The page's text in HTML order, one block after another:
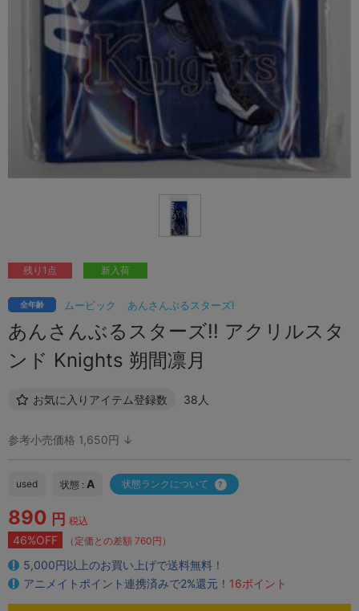
ムービック あんさんぶるスターズ!
全年齢
あんさんぶるスターズ!! アクリルスタ
ンド Knights 朔間凛月
お気に入りアイテム登録数 38人
残り1点 新入荷
参考小売価格 1,650円 ↓
used 状態 : A 状態ランクについて
890 円 税込
46%OFF （定価との差額 760円）
5,000円以上のお買い上げで送料無料！
アニメイトポイント連携済みで2%還元！ 16ポイント